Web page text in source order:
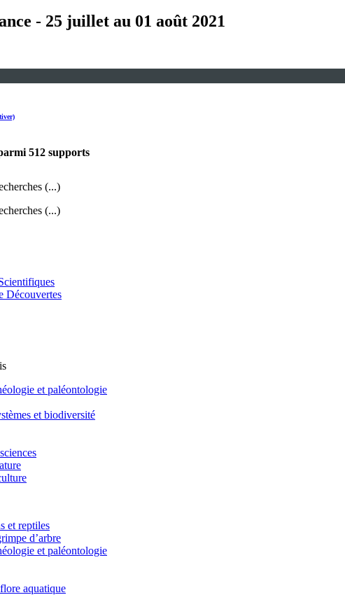
- 25 juillet au 01 août 2021
512 supports
(...)
(...)
Découvertes
et paléontologie
et biodiversité
et reptiles
d’arbre
et paléontologie
aquatique